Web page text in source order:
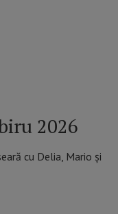
2026
cu Delia, Mario și